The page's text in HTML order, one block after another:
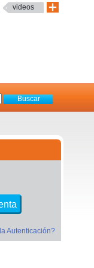
videos
Autenticación?